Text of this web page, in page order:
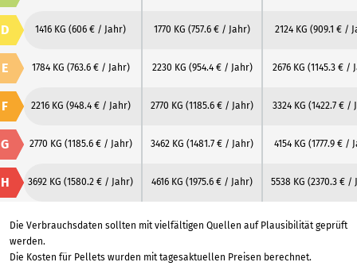
D 1416 KG (606 € / Jahr) 1770 KG (757.6 € / Jahr) 2124 KG (909.1 € /
E 1784 KG (763.6 € / Jahr) 2230 KG (954.4 € / Jahr) 2676 KG (1145.3 € /
F 2216 KG (948.4 € / Jahr) 2770 KG (1185.6 € / Jahr) 3324 KG (1422.7 € /
G 2770 KG (1185.6 € / Jahr) 3462 KG (1481.7 € / Jahr) 4154 KG (1777.9 € /
H 3692 KG (1580.2 € / Jahr) 4616 KG (1975.6 € / Jahr) 5538 KG (2370.3 € /
Die Verbrauchsdaten sollten mit vielfältigen Quellen auf Plausibilität geprüft
werden.
Die Kosten für Pellets wurden mit tagesaktuellen Preisen berechnet.